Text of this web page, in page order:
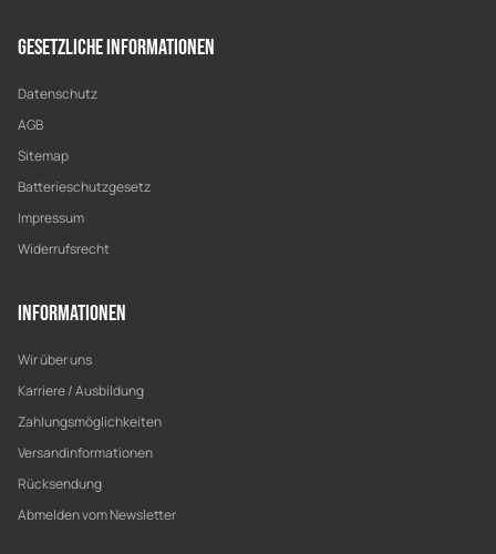
Gesetzliche Informationen
Datenschutz
AGB
Sitemap
Batterieschutzgesetz
Impressum
Widerrufsrecht
Informationen
Wir über uns
Karriere / Ausbildung
Zahlungsmöglichkeiten
Versandinformationen
Rücksendung
Abmelden vom Newsletter